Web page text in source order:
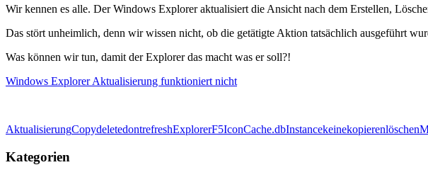
Wir kennen es alle. Der Windows Explorer aktualisiert die Ansicht nach dem Erstellen,
Das stört unheimlich, denn wir wissen nicht, ob die getätigte Aktion tatsächlich ausgeführt
Was können wir tun, damit der Explorer das macht was er soll?!
Windows Explorer Aktualisierung funktioniert nicht
AktualisierungCopydeletedontrefreshExplorerF5IconCache.dbInstancekeinekopierenlöschen
Kategorien